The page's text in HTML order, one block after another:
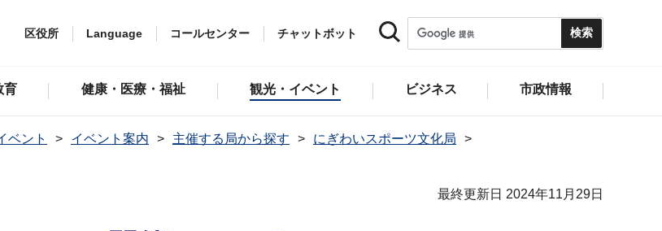
区役所 Language コールセンター チャットボット
育 健康・医療・福祉 観光・イベント ビジネス 市政情報
ベント イベント案内 主催する局から探す
にぎわいスポーツ文化局
最終更新日 2024年11月29日